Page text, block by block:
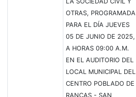
OTRAS, PROGRAMADA
PARA EL DÍA JUEVES
05 DE JUNIO DE 2025,
A HORAS 09:00 A.M.
EN EL AUDITORIO DEL
LOCAL MUNICIPAL DEL
CENTRO POBLADO DE
RANCAS - SAN